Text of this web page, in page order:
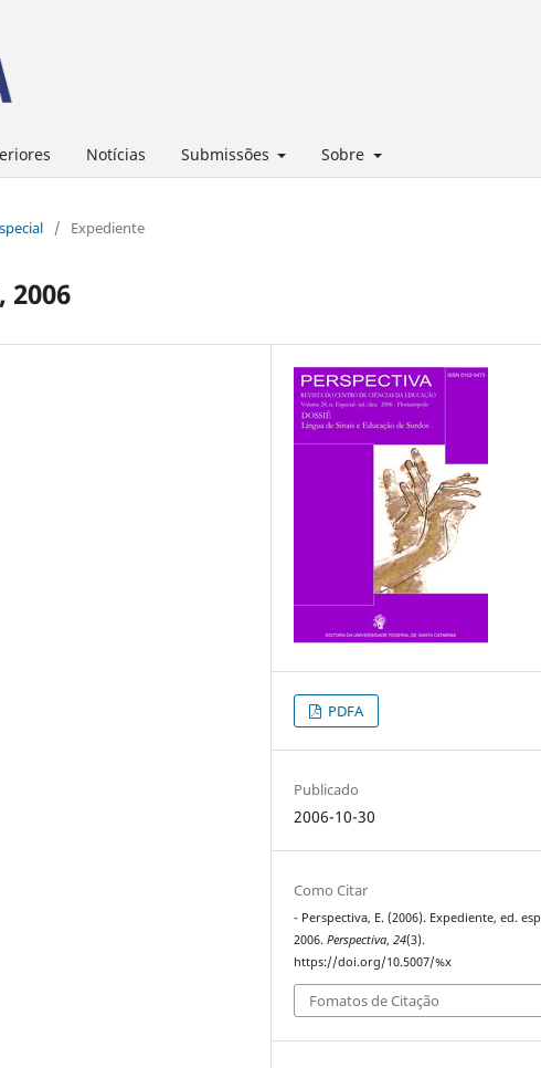
Notícias Submissões Sobre
/ Expediente
2006
PDFA
Publicado
2006-10-30
Como Citar
- Perspectiva, E. (2006). Expediente, ed.
2006.Perspectiva,24(3).
https://doi.org/10.5007/%x
Fomatos de Citação